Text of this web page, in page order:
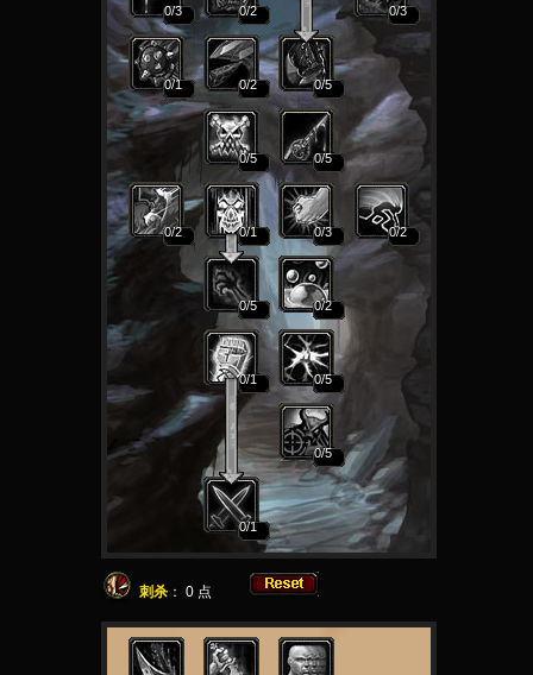
0/3 0/2 0/3
0/1 0/2 0/5
0/5 0/5
0/2 0/1 0/3 0/2
0/5 0/2
0/1 0/5
0/5
0/1
刺杀 ： 0 点